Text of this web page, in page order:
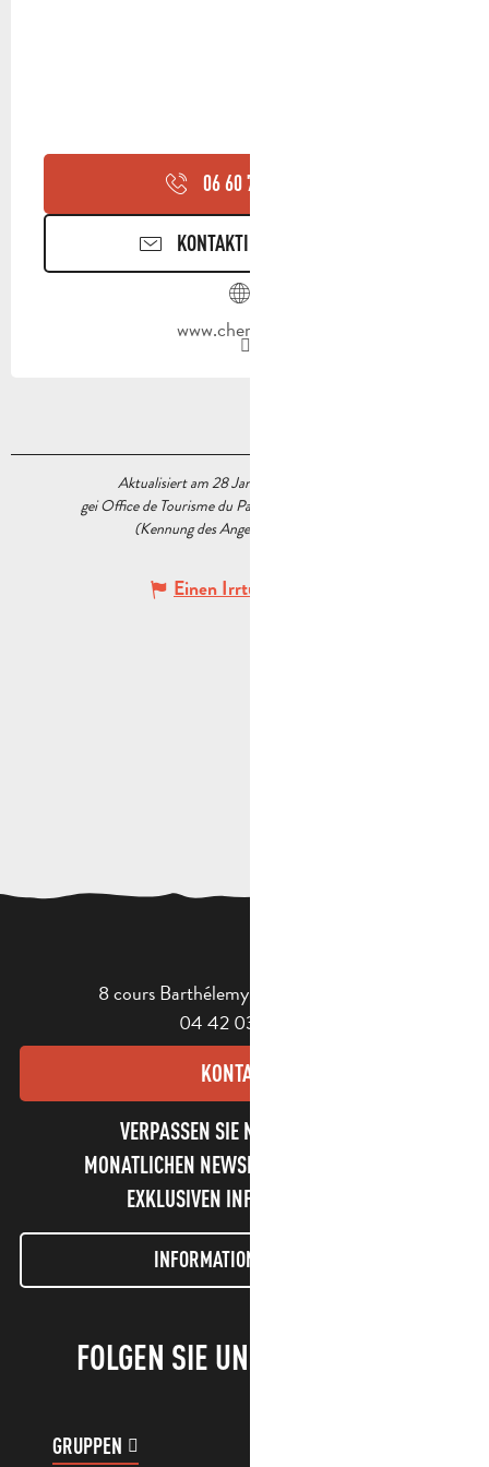
06 60 70 91
KONTAKTIEREN SIE UNS
www.cherrydon.fr
Aktualisiert am 28 Januar 2025 Um 17:36
gei Office de Tourisme du Pays d’Aubagne et de l’Étoile
(Kennung des Angebots :
Einen Irrtum angeben
8 cours Barthélemy - 13400 Aubagne
04 42 03 49 98
KONTAKT
VERPASSEN SIE NICHT UNSEREN
MONATLICHEN NEWSLETTER UND UNSERE
EXKLUSIVEN INFORMATIONEN!
INFORMATIONEN LETTER
FOLGEN SIE UNS!
GRUPPEN